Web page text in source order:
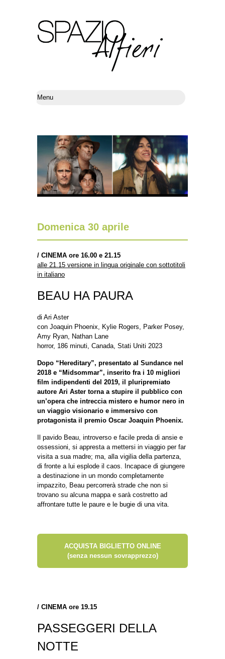
Domenica 30 aprile
/ CINEMA ore 16.00 e 21.15
alle 21.15 versione in lingua originale con sottotitoli
in italiano
BEAU HA PAURA
di Ari Aster
con Joaquin Phoenix, Kylie Rogers, Parker Posey,
Amy Ryan, Nathan Lane
horror, 186 minuti, Canada, Stati Uniti 2023
Dopo “Hereditary”, presentato al Sundance nel
2018 e “Midsommar”, inserito fra i 10 migliori
film indipendenti del 2019, il pluripremiato
autore Ari Aster torna a stupire il pubblico con
un’opera che intreccia mistero e humor nero in
un viaggio visionario e immersivo con
protagonista il premio Oscar Joaquin Phoenix.
Il pavido Beau, introverso e facile preda di ansie e
ossessioni, si appresta a mettersi in viaggio per far
visita a sua madre; ma, alla vigilia della partenza,
di fronte a lui esplode il caos. Incapace di giungere
a destinazione in un mondo completamente
impazzito, Beau percorrerà strade che non si
trovano su alcuna mappa e sarà costretto ad
affrontare tutte le paure e le bugie di una vita.
ACQUISTA BIGLIETTO ONLINE
(senza nessun sovrapprezzo)
/ CINEMA ore 19.15
PASSEGGERI DELLA
NOTTE